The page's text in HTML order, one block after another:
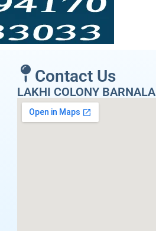
Contact Us
LAKHI COLONY BARNALA